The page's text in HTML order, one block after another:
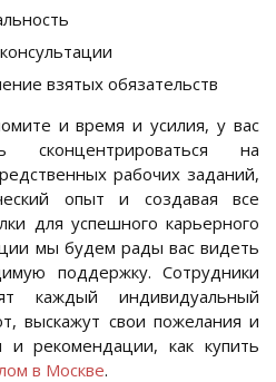
взятых обязательств
и время и усилия, у вас
сконцентрироваться на
рабочих заданий,
опыт и создавая все
для успешного карьерного
мы будем рады вас видеть
поддержку. Сотрудники
каждый индивидуальный
выскажут свои пожелания и
рекомендации, как купить
в Москве.